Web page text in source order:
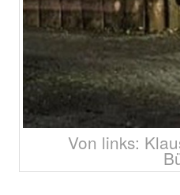
Von links: